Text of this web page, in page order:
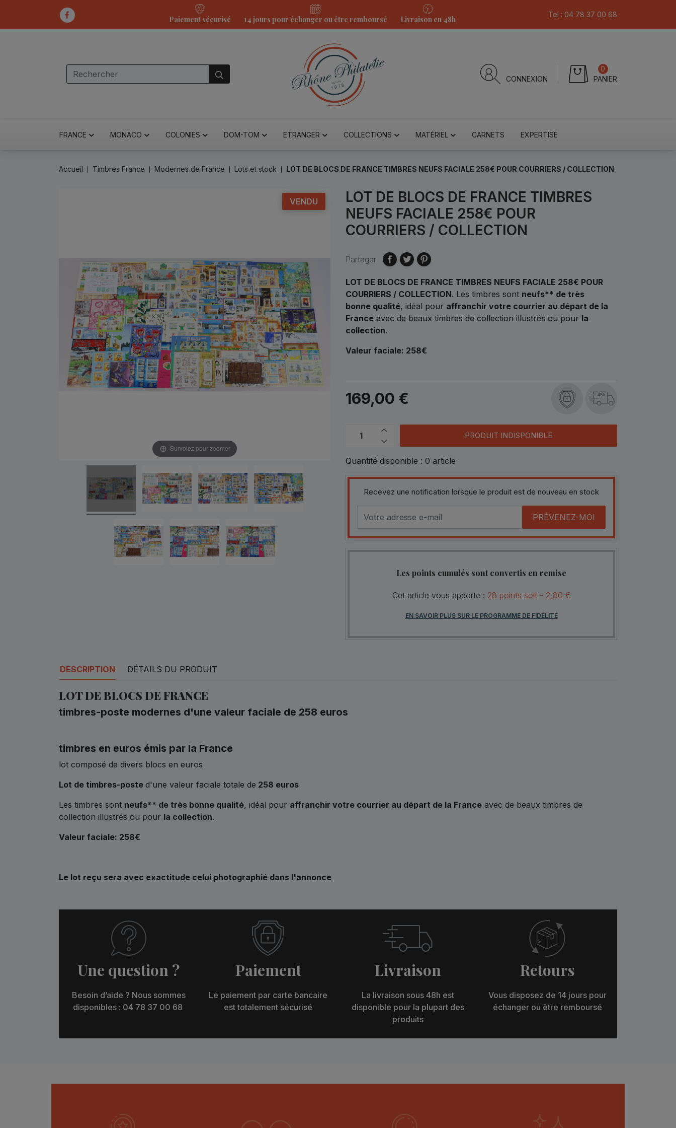
Paiement sécurisé 14 jours pour échanger ou être remboursé Livraison en 48h
Tel : 04 78 37 00 68
CONNEXION PANIER
0
FRANCE MONACO COLONIES DOM-TOM ETRANGER COLLECTIONS MATÉRIEL CARNETS EXPERTISE
Accueil Timbres France Modernes de France Lots et stock LOT DE BLOCS DE FRANCE TIMBRES NEUFS FACIALE 258€ POUR COURRIERS / COLLECTION
VENDU
Survolez pour zoomer
LOT DE BLOCS DE FRANCE TIMBRES
NEUFS FACIALE 258€ POUR
COURRIERS / COLLECTION
Partager
LOT DE BLOCS DE FRANCE TIMBRES NEUFS FACIALE 258€ POUR
COURRIERS / COLLECTION. Les timbres sont neufs** de très
bonne qualité, idéal pour affranchir votre courrier au départ de la
France avec de beaux timbres de collection illustrés ou pour la
collection.
Valeur faciale: 258€
169,00 € 48h
PRODUIT INDISPONIBLE
Quantité disponible : 0 article
Recevez une notification lorsque le produit est de nouveau en stock
PRÉVENEZ-MOI
Les points cumulés sont convertis en remise
Cet article vous apporte : 28 points soit - 2,80 €
EN SAVOIR PLUS SUR LE PROGRAMME DE FIDÉLITÉ
DESCRIPTION DÉTAILS DU PRODUIT
LOT DE BLOCS DE FRANCE
timbres-poste modernes d'une valeur faciale de 258 euros
timbres en euros émis par la France
lot composé de divers blocs en euros
Lot de timbres-poste d'une valeur faciale totale de 258 euros
Les timbres sont neufs** de très bonne qualité, idéal pour affranchir votre courrier au départ de la France avec de beaux timbres de
collection illustrés ou pour la collection.
Valeur faciale: 258€
Le lot reçu sera avec exactitude celui photographié dans l'annonce
Une question ?
Besoin d’aide ? Nous sommes
disponibles : 04 78 37 00 68
Paiement
Le paiement par carte bancaire
est totalement sécurisé
Livraison
La livraison sous 48h est
disponible pour la plupart des
produits
Retours
Vous disposez de 14 jours pour
échanger ou être remboursé